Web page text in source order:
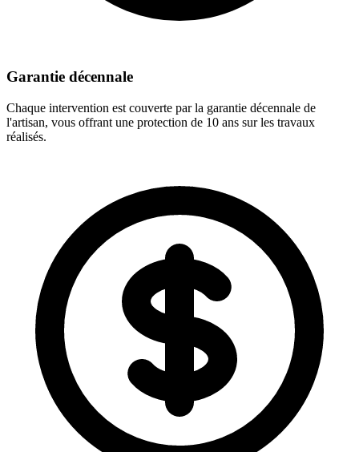
Garantie décennale
Chaque intervention est couverte par la garantie décennale de
l'artisan, vous offrant une protection de 10 ans sur les travaux
réalisés.